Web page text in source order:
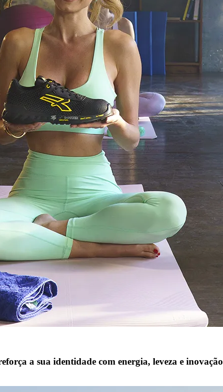
a sua identidade com energia, leveza e inovação